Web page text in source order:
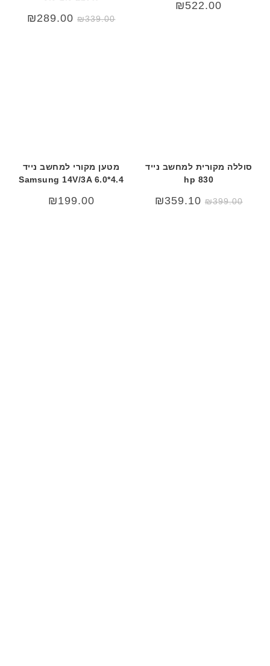
₪522.00
₪339.00
המחיר
המקורי
₪289.00
המחיר
הנוכחי
סוללה מקורית למחשב נייד
hp 830
המחיר
המקורי
₪399.00
המחיר
הנוכחי
₪359.10
מטען מקורי למחשב נייד
Samsung 14V/3A 6.0*4.4
₪199.00